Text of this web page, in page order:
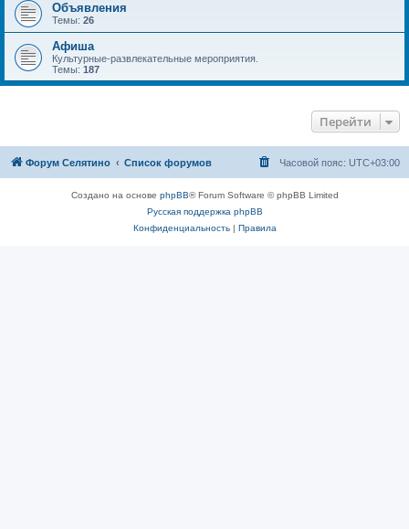
Объявления
Темы: 26
Афиша
Культурные-развлекательные мероприятия.
Темы: 187
Перейти
Форум Селятино Список форумов Часовой пояс: UTC+03:00
Создано на основе phpBB® Forum Software © phpBB Limited
Русская поддержка phpBB
Конфиденциальность| Правила